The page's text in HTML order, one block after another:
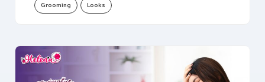
Grooming Looks